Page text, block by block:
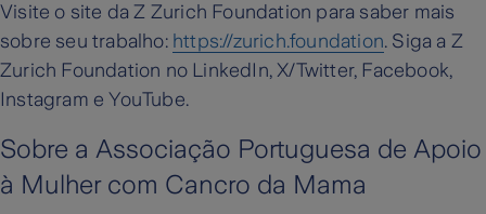
Visite o site da Z Zurich Foundation para saber mais
sobre seu trabalho: https://zurich.foundation. Siga a Z
Zurich Foundation no LinkedIn, X/Twitter, Facebook,
Instagram e YouTube.
Sobre a Associação Portuguesa de Apoio
à Mulher com Cancro da Mama